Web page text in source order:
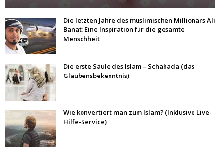
Die letzten Jahre des muslimischen Millionärs Ali
Banat: Eine Inspiration für die gesamte
Menschheit
Die erste Säule des Islam – Schahada (das
Glaubensbekenntnis)
Wie konvertiert man zum Islam? (Inklusive Live-
Hilfe-Service)